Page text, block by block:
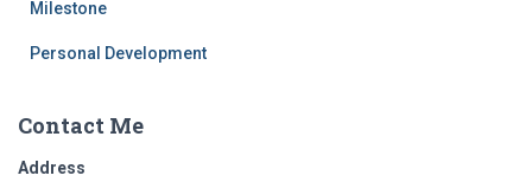
Milestone
Personal Development
Contact Me
Address